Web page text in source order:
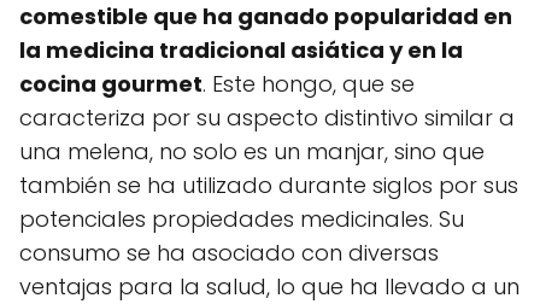
comestible que ha ganado popularidad en
la medicina tradicional asiática y en la
cocina gourmet. Este hongo, que se
caracteriza por su aspecto distintivo similar a
una melena, no solo es un manjar, sino que
también se ha utilizado durante siglos por sus
potenciales propiedades medicinales. Su
consumo se ha asociado con diversas
ventajas para la salud, lo que ha llevado a un